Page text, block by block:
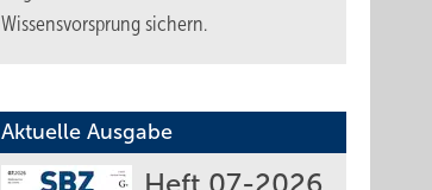
Wissensvorsprung sichern.
Aktuelle Ausgabe